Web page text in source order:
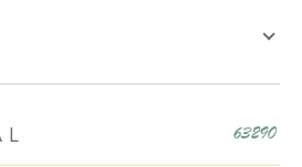
TRAD_ZEPHYR_Valeurs
63290